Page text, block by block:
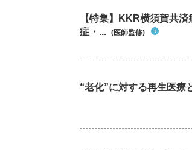
【特集】KKR横須賀共
症・... (医師監修)
“老化”に対する再生医療